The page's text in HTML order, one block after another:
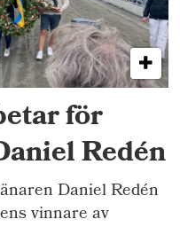
för
Redén
Daniel Redén
vinnare av